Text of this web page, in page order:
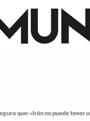
que: «Irán no puede tener